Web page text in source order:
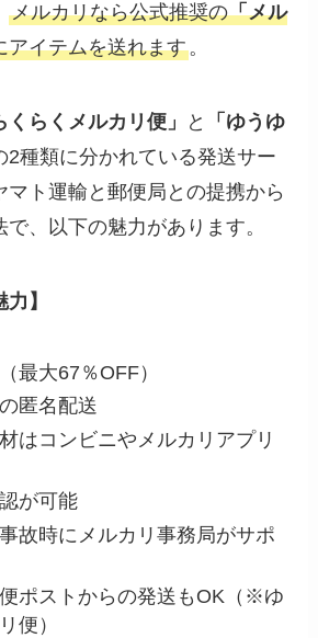
メルカリなら公式推奨の「メル
アイテムを送れます。
くらくメルカリ便」 と
「ゆうゆ
2種類に分かれている発送サー
マト運輸と郵便局との提携から
、以下の魅力があります。
】
最大67％OFF）
匿名配送
はコンビニやメルカリアプリ
が可能
故時にメルカリ事務局がサポ
ポストからの発送もOK（※ゆ
便）